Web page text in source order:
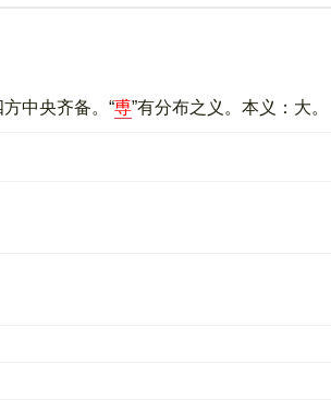
方中央齐备。“尃”有分布之义。本义：大。